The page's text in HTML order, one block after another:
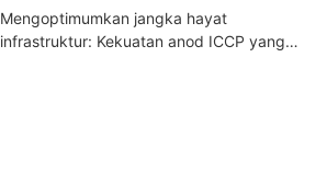
Mengoptimumkan jangka hayat
infrastruktur: Kekuatan anod ICCP yang